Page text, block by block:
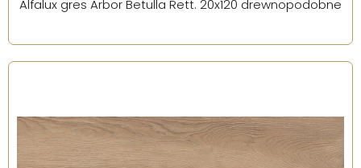
Alfalux gres Arbor Betulla Rett. 20x120 drewnopodobne